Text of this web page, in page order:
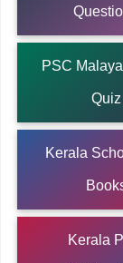
PSC
Quiz
Kerala
Kerala